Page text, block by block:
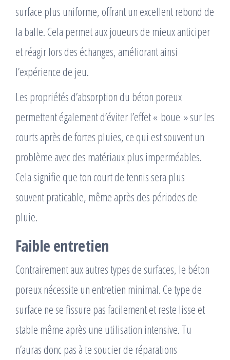
surface plus uniforme, offrant un excellent rebond de
la balle. Cela permet aux joueurs de mieux anticiper
et réagir lors des échanges, améliorant ainsi
l’expérience de jeu.
Les propriétés d’absorption du béton poreux
permettent également d’éviter l’effet « boue » sur les
courts après de fortes pluies, ce qui est souvent un
problème avec des matériaux plus imperméables.
Cela signifie que ton court de tennis sera plus
souvent praticable, même après des périodes de
pluie.
Faible entretien
Contrairement aux autres types de surfaces, le béton
poreux nécessite un entretien minimal. Ce type de
surface ne se fissure pas facilement et reste lisse et
stable même après une utilisation intensive. Tu
n’auras donc pas à te soucier de réparations